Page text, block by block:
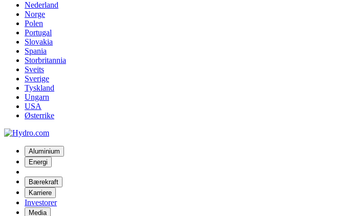
Nederland
Norge
Polen
Portugal
Slovakia
Spania
Storbritannia
Sveits
Sverige
Tyskland
Ungarn
USA
Østerrike
Aluminium
Energi
Bærekraft
Karriere
Investorer
Media